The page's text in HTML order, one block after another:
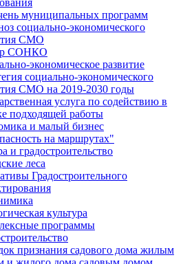
муниципальных программ
социально-экономического
СМО
СОНКО
экономическое развитие
социально-экономического
СМО на 2019-2030 годы
услуга по содействию в
подходящей работы
и малый бизнес
на маршрутах"
и градостроительство
леса
Градостроительного
культура
программы
признания садового дома жилым